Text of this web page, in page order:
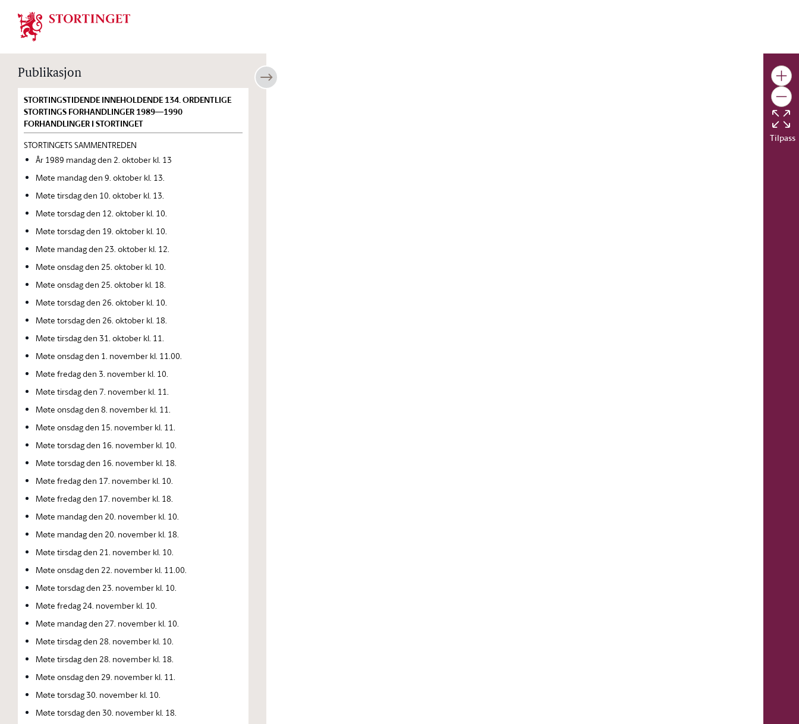
Stortinget.no
Publikasjon
STORTINGSTIDENDE INNEHOLDENDE 134. ORDENTLIGE
STORTINGS FORHANDLINGER 1989—1990
FORHANDLINGER I STORTINGET
STORTINGETS SAMMENTREDEN
År 1989 mandag den 2. oktober kl. 13
Møte mandag den 9. oktober kl. 13.
Møte tirsdag den 10. oktober kl. 13.
Møte torsdag den 12. oktober kl. 10.
Møte torsdag den 19. oktober kl. 10.
Møte mandag den 23. oktober kl. 12.
Møte onsdag den 25. oktober kl. 10.
Møte onsdag den 25. oktober kl. 18.
Møte torsdag den 26. oktober kl. 10.
Møte torsdag den 26. oktober kl. 18.
Møte tirsdag den 31. oktober kl. 11.
Møte onsdag den 1. november kl. 11.00.
Møte fredag den 3. november kl. 10.
Møte tirsdag den 7. november kl. 11.
Møte onsdag den 8. november kl. 11.
Møte onsdag den 15. november kl. 11.
Møte torsdag den 16. november kl. 10.
Møte torsdag den 16. november kl. 18.
Møte fredag den 17. november kl. 10.
Møte fredag den 17. november kl. 18.
Møte mandag den 20. november kl. 10.
Møte mandag den 20. november kl. 18.
Møte tirsdag den 21. november kl. 10.
Møte onsdag den 22. november kl. 11.00.
Møte torsdag den 23. november kl. 10.
Møte fredag 24. november kl. 10.
Møte mandag den 27. november kl. 10.
Møte tirsdag den 28. november kl. 10.
Møte tirsdag den 28. november kl. 18.
Møte onsdag den 29. november kl. 11.
Møte torsdag 30. november kl. 10.
Møte torsdag den 30. november kl. 18.